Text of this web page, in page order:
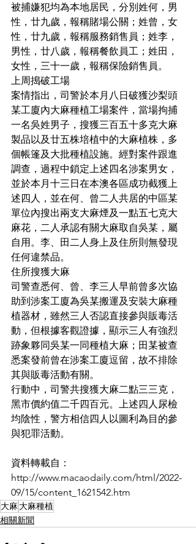
被捕嫌犯均為本地居民，分別姓何，男
性，廿九歲，報稱賭場公關；姓曾，女
性，廿九歲，報稱服務銷售員；姓李，
男性，廿八歲，報稱餐飲員工；姓田，
女性，三十一歲，報稱保險銷售員。
上周搗破工場
案情指出，司警於本月八日破獲沙梨頭
某工廈內大麻種植工場案件，當場拘捕
一名吳姓男子，搜獲三百五十多克大麻
製品以及廿五株培植中的大麻植株，多
個帳篷及大批種植設施。經對案件跟進
調查，過程中鎖定上述四名涉案男女，
並於本月十三日在本澳各區成功截獲上
述四人，並在何、曾二人共居的中區某
單位內搜出兩支大麻煙及一點五七克大
麻花，二人承認有關大麻取自吳某，屬
自用。李、田二人身上及住所則無發現
任何違禁品。
住所搜獲大麻
司警查悉何、曾、李三人早前曾多次協
助到涉案工廈為吳某搬運及安裝大麻種
植器材，雖然三人否認直接參與販毒活
動，但根據客觀證據，顯示三人有強烈
跡象夥同吳某一同種植大麻；田某被查
悉案發前曾在涉案工廈逗留，故不排除
其與販毒活動有關。
行動中，司警共搜獲大麻二點三三克，
黑市價約值二千四百元。上述四人尿檢
均陰性，警方相信四人以圖利為目的參
與犯罪活動。
資料轉載自：
http://www.macaodaily.com/html/2022-
09/15/content_1621542.htm
大麻大麻種植
相關新聞